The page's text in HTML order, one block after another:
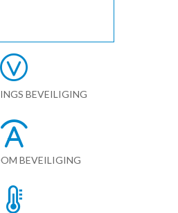
BEVEILIGING
BEVEILIGING